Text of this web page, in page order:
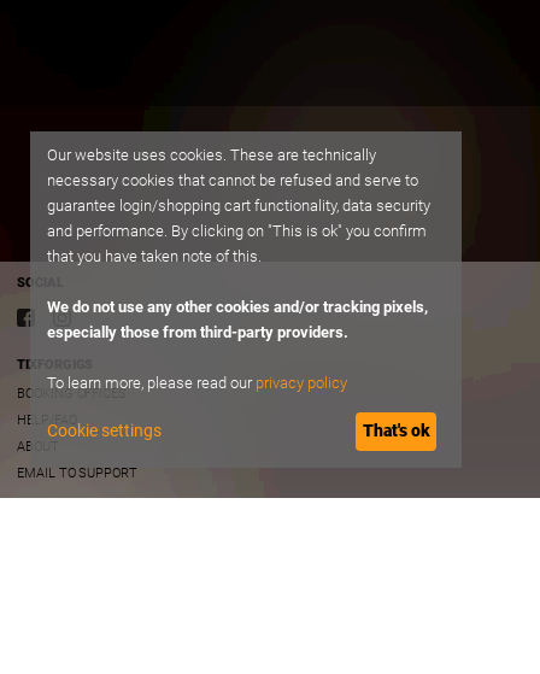
SOCIAL
TIXFORGIGS
BOOKING OFFICES
HELP/FAQ
ABOUT
EMAIL TO SUPPORT
Our website uses cookies. These are technically
necessary cookies that cannot be refused and serve to
guarantee login/shopping cart functionality, data security
and performance. By clicking on "This is ok" you confirm
that you have taken note of this.
We do not use any other cookies and/or tracking pixels,
especially those from third-party providers.
To learn more, please read our privacy policy
Cookie settings That's ok